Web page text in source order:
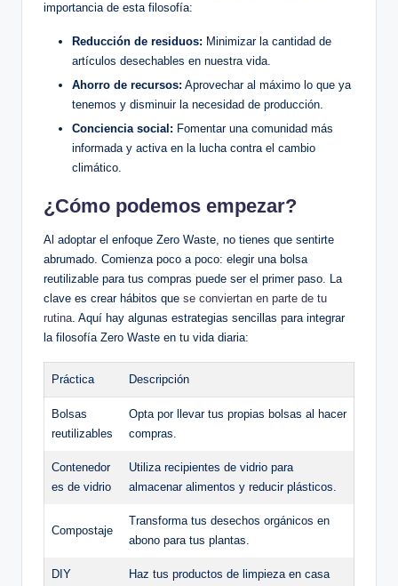
importancia de esta filosofía:
Reducción de residuos: Minimizar la cantidad de
artículos desechables en nuestra vida.
Ahorro de recursos: Aprovechar al máximo lo que ya
tenemos y disminuir la necesidad de producción.
Conciencia social: Fomentar una comunidad más
informada y activa en la lucha contra el cambio
climático.
¿Cómo podemos empezar?
Al adoptar el enfoque Zero Waste, no tienes que sentirte
abrumado. Comienza poco a poco: elegir una bolsa
reutilizable para tus compras puede ser el primer paso. La
clave es crear hábitos que se conviertan en parte de tu
rutina. Aquí hay algunas estrategias sencillas para integrar
la filosofía Zero Waste en tu vida diaria:
Práctica Descripción
Bolsas
reutilizables
Opta por llevar tus propias bolsas al hacer
compras.
Contenedor
es de vidrio
Utiliza recipientes de vidrio para
almacenar alimentos y reducir plásticos.
Compostaje
Transforma tus desechos orgánicos en
abono para tus plantas.
DIY Haz tus productos de limpieza en casa